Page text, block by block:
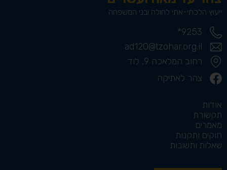
ייעוץ הלכתי-אתי לחולה ובני המשפחה
9253*
ad120@tzohar.org.il
רחוב המלאכה 9, לוד
צהר לאתיקה
אודות
תקשורת
מאמרים
חוקים ותקנות
שאלות ותשובות